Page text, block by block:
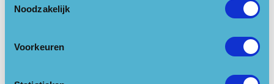
Noodzakelijk
Voorkeuren
Kijk op dewebsite van het Henschotermeer
voor actuele